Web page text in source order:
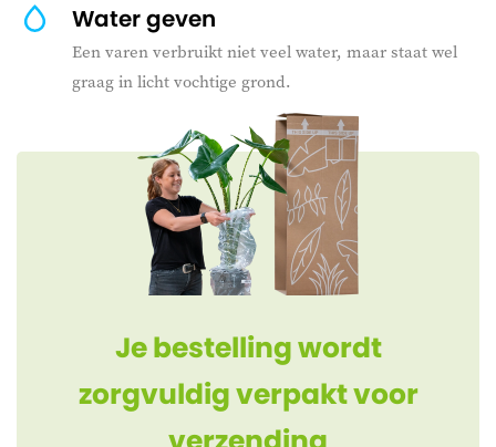
Water geven
Een varen verbruikt niet veel water, maar staat wel
graag in licht vochtige grond.
Je bestelling wordt
zorgvuldig verpakt voor